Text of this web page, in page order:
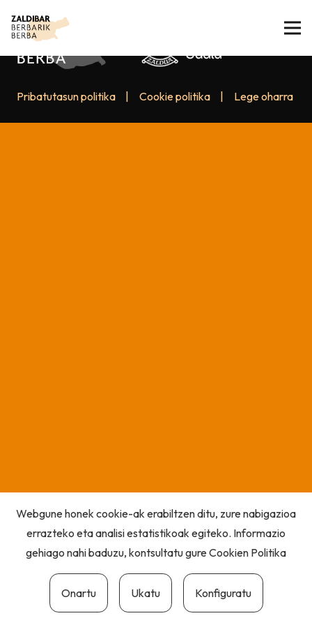
Pribatutasun politika Cookie politika Lege oharra
Webgune honek cookie-ak erabiltzen ditu, zure nabigazioa
errazteko eta analisi estatistikoak egiteko. Informazio
gehiago nahi baduzu, kontsultatu gureCookien Politika
Onartu Ukatu Konfiguratu